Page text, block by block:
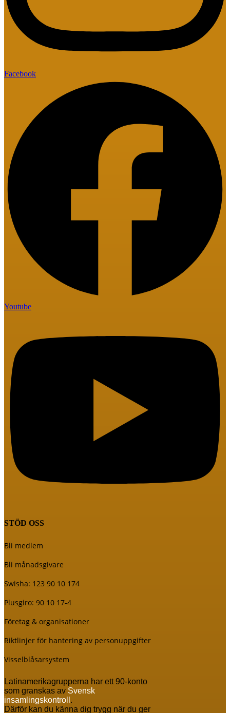
Facebook
Youtube
STÖD OSS
Bli medlem
Bli månadsgivare
Swisha: 123 90 10 174
Plusgiro: 90 10 17-4
Företag & organisationer
Riktlinjer för hantering av personuppgifter
Visselblåsarsystem
Latinamerikagrupperna har ett 90-konto
som granskas av Svensk
insamlingskontroll .
Därför kan du känna dig trygg när du ger